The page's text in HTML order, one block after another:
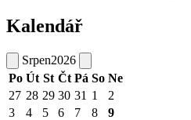
Kalendář
Srpen2026
Po Út St Čt Pá So Ne
27 28 29 30 31 1
2
3
4 5 6 7 8
9